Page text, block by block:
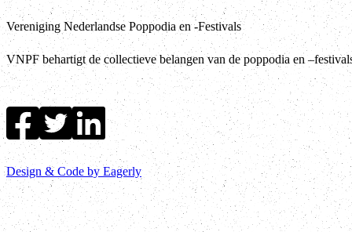
Vereniging Nederlandse Poppodia en -Festivals
VNPF behartigt de collectieve belangen van de poppodia en
Design & Code by Eagerly